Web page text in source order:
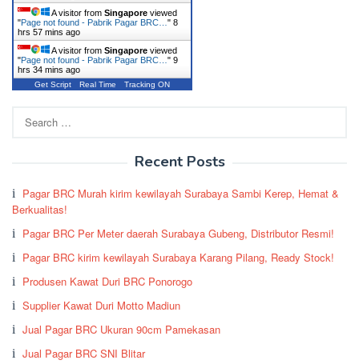
A visitor from Singapore viewed
"Page not found - Pabrik Pagar BRC… " 8
hrs 57 mins ago
A visitor from Singapore viewed
"Page not found - Pabrik Pagar BRC… " 9
hrs 34 mins ago
Get Script Real Time Tracking ON
for:
Recent Posts
Pagar BRC Murah kirim kewilayah Surabaya Sambi Kerep, Hemat &
Berkualitas!
Pagar BRC Per Meter daerah Surabaya Gubeng, Distributor Resmi!
Pagar BRC kirim kewilayah Surabaya Karang Pilang, Ready Stock!
Produsen Kawat Duri BRC Ponorogo
Supplier Kawat Duri Motto Madiun
Jual Pagar BRC Ukuran 90cm Pamekasan
Jual Pagar BRC SNI Blitar